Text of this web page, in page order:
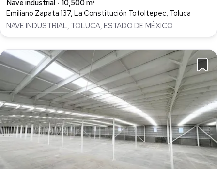
Nave industrial
10,500 m²
Emiliano Zapata 137, La Constitución Totoltepec, Toluca
NAVE INDUSTRIAL, TOLUCA, ESTADO DE MÉXICO